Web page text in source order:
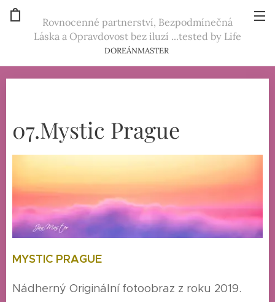
Rovnocenné partnerství, Bezpodmínečná
Láska a Opravdovost bez iluzí ...tested by Life
DOREÁNMASTER
07.Mystic Prague
MYSTIC PRAGUE
Nádherný Originální fotoobraz z roku 2019.